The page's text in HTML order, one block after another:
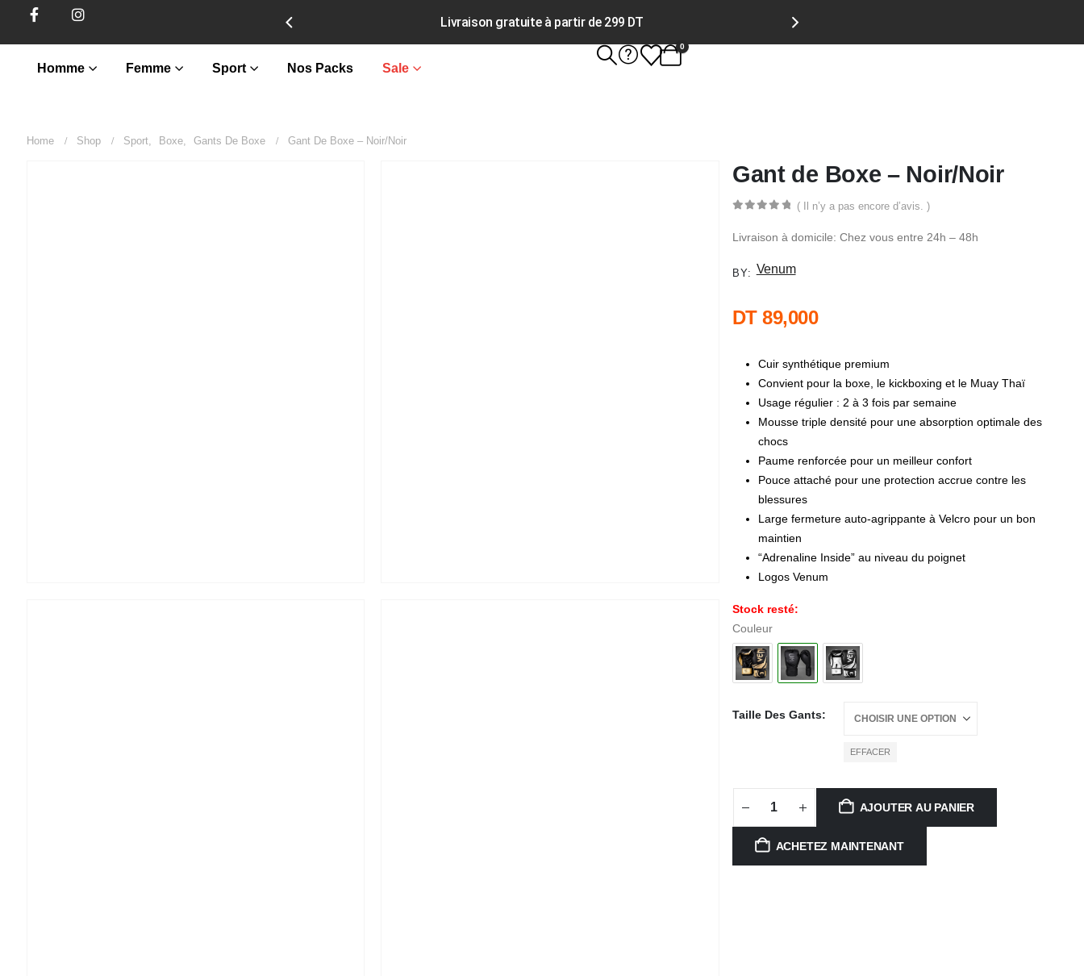
Livraison gratuite à partir de 299 DT
Homme Femme Sport Nos Packs Sale
0
Home Shop Sport, Boxe, Gants De Boxe Gant De Boxe – Noir/Noir
Gant de Boxe – Noir/Noir
( Il n’y a pas encore d’avis. )
Livraison à domicile: Chez vous entre 24h – 48h
BY: Venum
DT89,000
Cuir synthétique premium
Convient pour la boxe, le kickboxing et le Muay Thaï
Usage régulier : 2 à 3 fois par semaine
Mousse triple densité pour une absorption optimale des
chocs
Paume renforcée pour un meilleur confort
Pouce attaché pour une protection accrue contre les
blessures
Large fermeture auto-agrippante à Velcro pour un bon
maintien
“Adrenaline Inside” au niveau du poignet
Logos Venum
Stock resté:
Couleur
Taille Des Gants
EFFACER
AJOUTER AU PANIER
ACHETEZ MAINTENANT